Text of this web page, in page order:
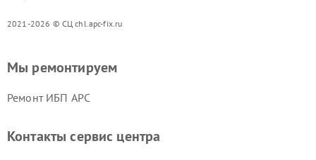
2021-2026 © СЦ chl.apc-fix.ru
Мы ремонтируем
Ремонт ИБП APC
Контакты сервис центра